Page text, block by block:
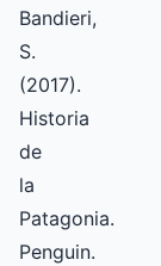
Bandieri,
S.
(2017).
Historia
de
la
Patagonia.
Penguin.